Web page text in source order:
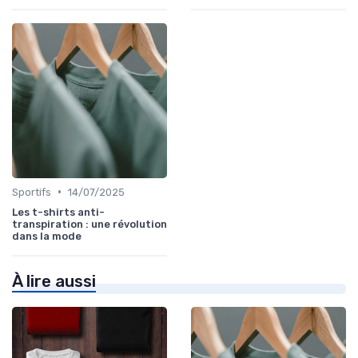
Sportifs • 14/07/2025
Les t-shirts anti-
transpiration : une révolution
dans la mode
À lire aussi